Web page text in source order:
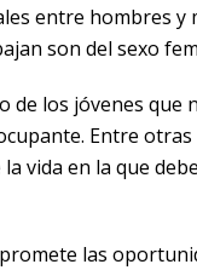
entre hombres y
son del sexo
de los jóvenes
Entre
vida en la que
las